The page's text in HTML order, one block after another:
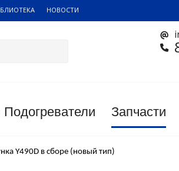
НОВОСТИ
Подогреватели Запчасти
Y490D в сборе (новый тип)